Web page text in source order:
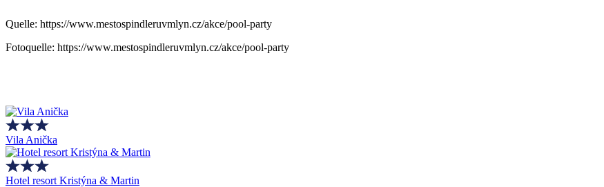
Quelle: https://www.mestospindleruvmlyn.cz/akce/pool-party
Fotoquelle: https://www.mestospindleruvmlyn.cz/akce/pool-party
Vila Anička
Hotel resort Kristýna & Martin